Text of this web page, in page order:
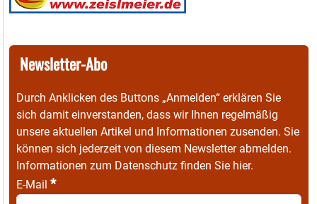
Newsletter-Abo
Durch Anklicken des Buttons „Anmelden“ erklären Sie
sich damit einverstanden, dass wir Ihnen regelmäßig
unsere aktuellen Artikel und Informationen zusenden. Sie
können sich jederzeit von diesem Newsletter abmelden.
Informationen zum Datenschutz finden Sie hier.
E-Mail *